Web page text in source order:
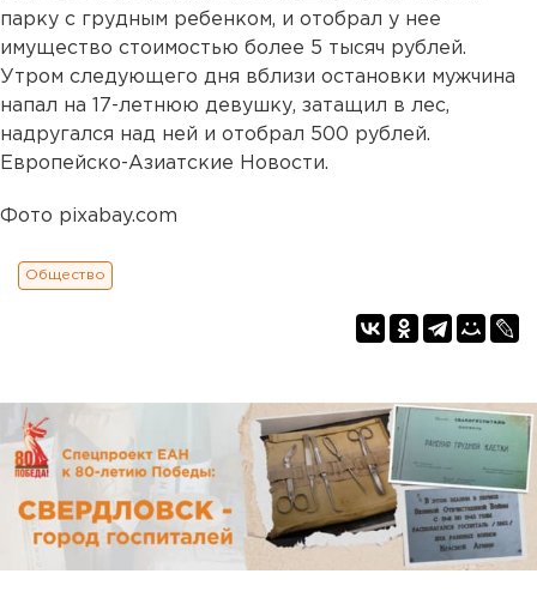
парку с грудным ребенком, и отобрал у нее
имущество стоимостью более 5 тысяч рублей.
Утром следующего дня вблизи остановки мужчина
напал на 17-летнюю девушку, затащил в лес,
надругался над ней и отобрал 500 рублей.
Европейско-Азиатские Новости.
Фото pixabay.com
Общество